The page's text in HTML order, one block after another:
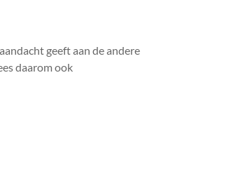
geeft aan de andere
daarom ook